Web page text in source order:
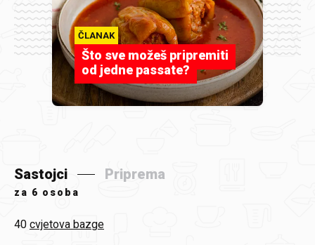
ČLANAK
Što sve možeš pripremiti
od jedne passate?
Sastojci Priprema
za 6 osoba
40 cvjetova bazge